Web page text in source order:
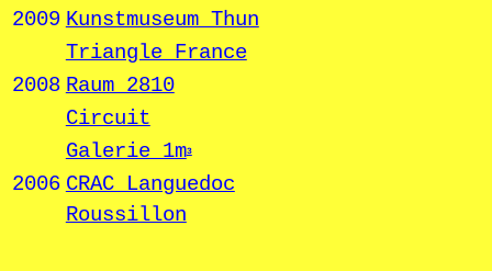
2009 Kunstmuseum Thun
Triangle France
2008 Raum 2810
Circuit
Galerie 1m3
2006 CRAC Languedoc
Roussillon